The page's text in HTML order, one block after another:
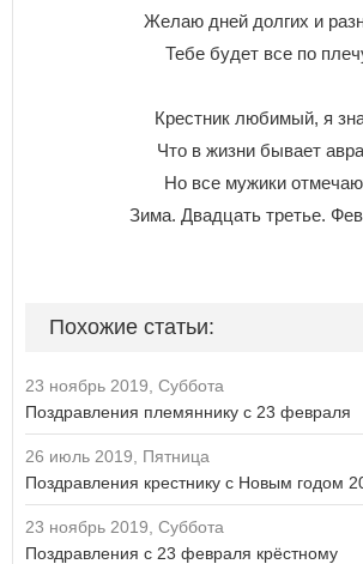
Желаю дней долгих и
Тебе будет все по
Крестник любимый, я
Что в жизни бывает
Но все мужики
Зима. Двадцать третье.
Похожие статьи:
23 ноябрь 2019, Суббота
Поздравления племяннику с 23 февраля
26 июль 2019, Пятница
Поздравления крестнику с Новым годом
23 ноябрь 2019, Суббота
Поздравления с 23 февраля крёстному